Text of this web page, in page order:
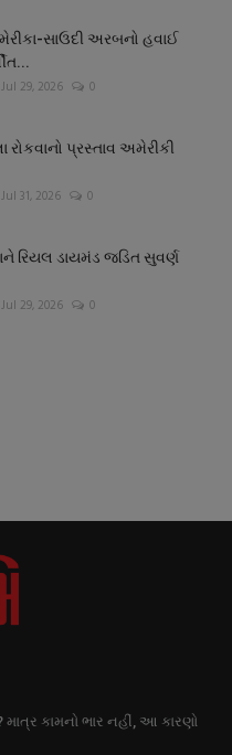
સાઉદી અરબનો હવાઈ
Jul 29, 2026 0
રોકવાનો પ્રસ્તાવ અમેરીકી
Jul 31, 2026 0
રિયલ ડાયમંડ જડિત સુવર્ણ
Jul 29, 2026 0
માત્ર કામનો ભાર નહીં, આ કારણો